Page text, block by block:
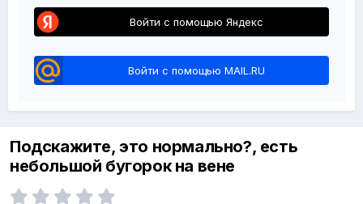
Войти с помощью Яндекс
Войти с помощью MAIL.RU
Подскажите, это нормально?, есть
небольшой бугорок на вене